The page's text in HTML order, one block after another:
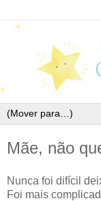
Mãe, não
Nunca foi difícil
Foi mais